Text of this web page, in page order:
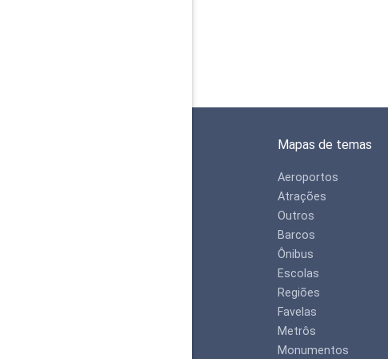
Mapas de temas
Aeroportos
Atrações
Outros
Barcos
Ônibus
Escolas
Regiões
Favelas
Metrôs
Monumentos